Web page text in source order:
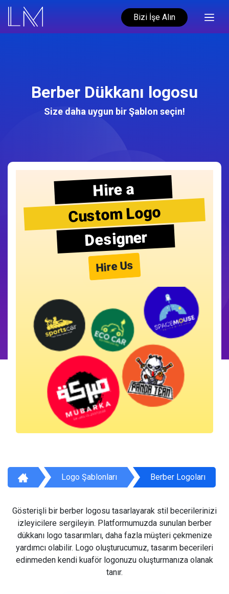
Bizi İşe Alın
Berber Dükkanı logosu
Size daha uygun bir Şablon seçin!
Hire a
Custom Logo
Designer
Hire Us
Logo Şablonları Berber Logoları
Gösterişli bir berber logosu tasarlayarak stil becerilerinizi
izleyicilere sergileyin. Platformumuzda sunulan berber
dükkanı logo tasarımları, daha fazla müşteri çekmenize
yardımcı olabilir. Logo oluşturucumuz, tasarım becerileri
edinmeden kendi kuaför logonuzu oluşturmanıza olanak
tanır.